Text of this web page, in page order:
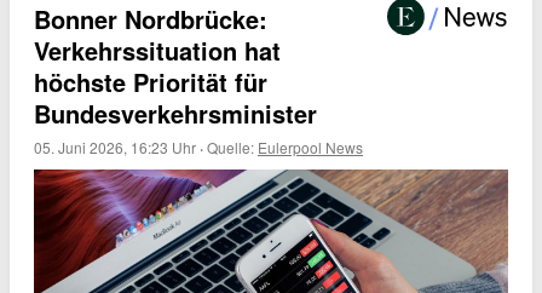
Bonner Nordbrücke:
Verkehrssituation hat
höchste Priorität für
Bundesverkehrsminister
05. Juni 2026, 16:23 Uhr ·Quelle: Eulerpool News